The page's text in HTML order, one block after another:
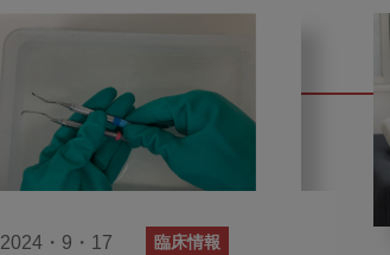
2024・9・17 臨床情報